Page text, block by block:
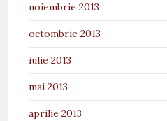
noiembrie 2013
octombrie 2013
iulie 2013
mai 2013
aprilie 2013